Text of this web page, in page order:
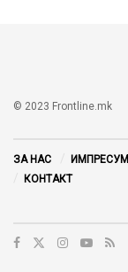
© 2023 Frontline.mk
ЗА НАС ИМПРЕСУМ
КОНТАКТ